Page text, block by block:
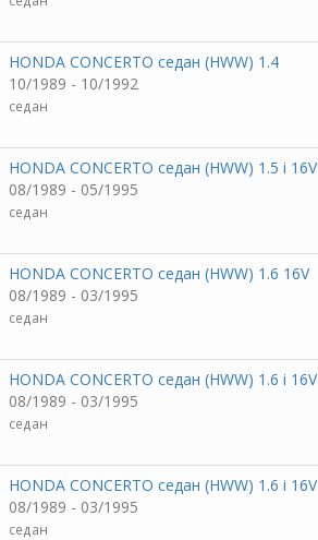
HONDA CONCERTO седан (HWW) 1.4
10/1989 - 10/1992
седан
HONDA CONCERTO седан (HWW) 1.5 i 16V
08/1989 - 05/1995
седан
HONDA CONCERTO седан (HWW) 1.6 16V
08/1989 - 03/1995
седан
HONDA CONCERTO седан (HWW) 1.6 i 16V
08/1989 - 03/1995
седан
HONDA CONCERTO седан (HWW) 1.6 i 16V
08/1989 - 03/1995
седан